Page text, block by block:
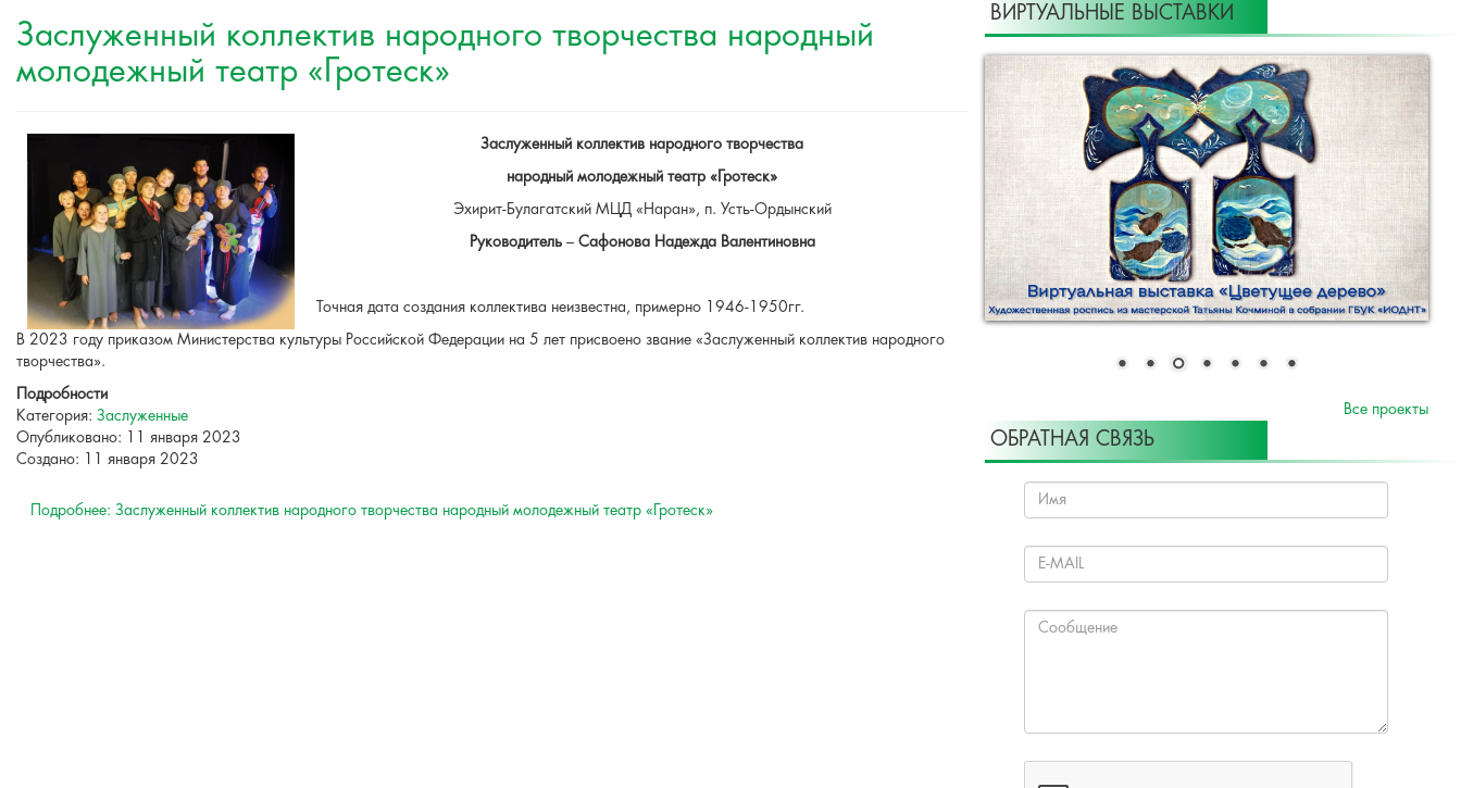
Заслуженный коллектив народного творчества народный
молодежный театр «Гротеск»
Заслуженный коллектив народного творчества
народный молодежный театр «Гротеск»
Эхирит-Булагатский МЦД «Наран», п. Усть-Ордынский
Руководитель –Сафонова Надежда Валентиновна
Точная дата создания коллектива неизвестна, примерно 1946-1950гг.
В 2023 году приказом Министерства культуры Российской Федерации на 5 лет присвоено звание «Заслуженный коллектив народного
творчества».
Подробности
Категория: Заслуженные
Опубликовано: 11 января 2023
Создано: 11 января 2023
Подробнее: Заслуженный коллектив народного творчества народный молодежный театр «Гротеск»
ВИРТУАЛЬНЫЕ ВЫСТАВКИ
Все проекты
ОБРАТНАЯ СВЯЗЬ